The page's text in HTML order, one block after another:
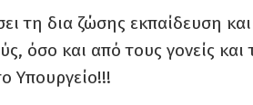
τη δια ζώσης εκπαίδευση και
όσο και από τους γονείς και
Υπουργείο!!!